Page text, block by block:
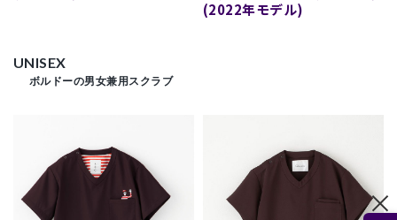
(2022年モデル)
UNISEX
ボルドーの男女兼用スクラブ